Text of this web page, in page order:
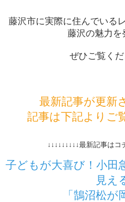
藤沢市に実際に住んでいる
藤沢の魅力を
ぜひご覧く
最新記事が更新
記事は下記よりご
↓↓↓↓↓↓↓↓↓最新記事はコ
子どもが大喜び！小田
見え
「鵠沼松が